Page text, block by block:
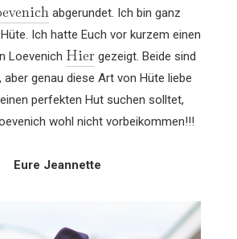
abgerundet. Ich bin ganz
Ich hatte Euch vor kurzem einen
Loevenich Hier gezeigt. Beide sind
aber genau diese Art von Hüte liebe
perfekten Hut suchen solltet,
wohl nicht vorbeikommen!!!
Eure Jeannette